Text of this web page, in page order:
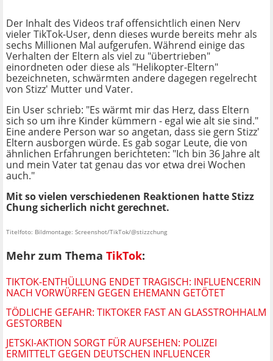
Der Inhalt des Videos traf offensichtlich einen Nerv
vieler TikTok-User, denn dieses wurde bereits mehr als
sechs Millionen Mal aufgerufen. Während einige das
Verhalten der Eltern als viel zu "übertrieben"
einordneten oder diese als "Helikopter-Eltern"
bezeichneten, schwärmten andere dagegen regelrecht
von Stizz' Mutter und Vater.
Ein User schrieb: "Es wärmt mir das Herz, dass Eltern
sich so um ihre Kinder kümmern - egal wie alt sie sind."
Eine andere Person war so angetan, dass sie gern Stizz'
Eltern ausborgen würde. Es gab sogar Leute, die von
ähnlichen Erfahrungen berichteten: "Ich bin 36 Jahre alt
und mein Vater tat genau das vor etwa drei Wochen
auch."
Mit so vielen verschiedenen Reaktionen hatte Stizz
Chung sicherlich nicht gerechnet.
Titelfoto: Bildmontage: Screenshot/TikTok/@stizzchung
Mehr zum Thema TikTok:
TIKTOK-ENTHÜLLUNG ENDET TRAGISCH: INFLUENCERIN
NACH VORWÜRFEN GEGEN EHEMANN GETÖTET
TÖDLICHE GEFAHR: TIKTOKER FAST AN GLASSTROHHALM
GESTORBEN
JETSKI-AKTION SORGT FÜR AUFSEHEN: POLIZEI
ERMITTELT GEGEN DEUTSCHEN INFLUENCER